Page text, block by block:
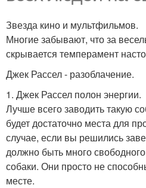
Звезда кино и мультфильмов.
Многие забывают, что за
скрывается темперамент
Джек Рассел - разоблачение.
1. Джек Рассел полон энергии.
Лучше всего заводить такую
будет достаточно места для
случае, если вы решились
должно быть много
собаки. Они просто не
месте.